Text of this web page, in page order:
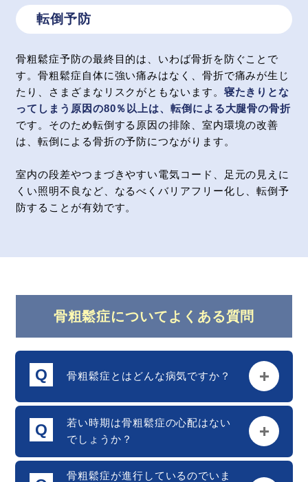
転倒予防
骨粗鬆症予防の最終目的は、いわば骨折を防ぐことで
す。骨粗鬆症自体に強い痛みはなく、骨折で痛みが生じ
たり、さまざまなリスクがともないます。 寝たきりとな
ってしまう原因の80％以上は、転倒による大腿骨の骨折
です。そのため転倒する原因の排除、室内環境の改善
は、転倒による骨折の予防につながります。
室内の段差やつまづきやすい電気コード、足元の見えに
くい照明不良など、なるべくバリアフリー化し、転倒予
防することが有効です。
骨粗鬆症についてよくある質問
骨粗鬆症とはどんな病気ですか？
若い時期は骨粗鬆症の心配はない
でしょうか？
骨粗鬆症が進行しているのでいま